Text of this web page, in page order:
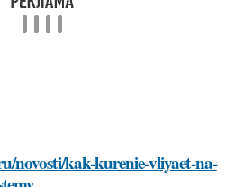
novosti/kak-kurenie-vliyaet-na-